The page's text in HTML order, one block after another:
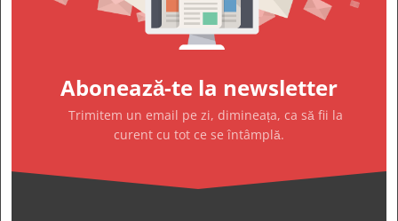
Abonează-te la newsletter
Trimitem un email pe zi, dimineața, ca să fii la
curent cu tot ce se întâmplă.